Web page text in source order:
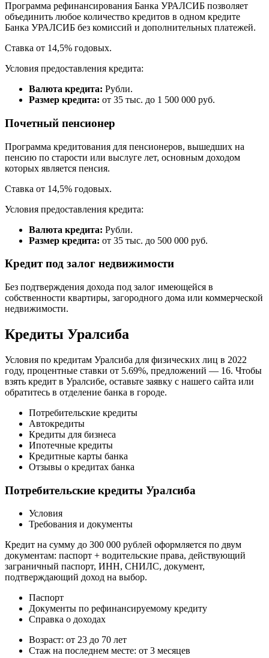
Программа рефинансирования Банка УРАЛСИБ позволяет
объединить любое количество кредитов в одном кредите
Банка УРАЛСИБ без комиссий и дополнительных платежей.
Ставка от 14,5% годовых.
Условия предоставления кредита:
Валюта кредита: Рубли.
Размер кредита: от 35 тыс. до 1 500 000 руб.
Почетный пенсионер
Программа кредитования для пенсионеров, вышедших на
пенсию по старости или выслуге лет, основным доходом
которых является пенсия.
Ставка от 14,5% годовых.
Условия предоставления кредита:
Валюта кредита: Рубли.
Размер кредита: от 35 тыс. до 500 000 руб.
Кредит под залог недвижимости
Без подтверждения дохода под залог имеющейся в
собственности квартиры, загородного дома или коммерческой
недвижимости.
Кредиты Уралсиба
Условия по кредитам Уралсиба для физических лиц в 2022
году, процентные ставки от 5.69%, предложений — 16. Чтобы
взять кредит в Уралсибе, оставьте заявку с нашего сайта или
обратитесь в отделение банка в городе.
Потребительские кредиты
Автокредиты
Кредиты для бизнеса
Ипотечные кредиты
Кредитные карты банка
Отзывы о кредитах банка
Потребительские кредиты Уралсиба
Условия
Требования и документы
Кредит на сумму до 300 000 рублей оформляется по двум
документам: паспорт + водительские права, действующий
заграничный паспорт, ИНН, СНИЛС, документ,
подтверждающий доход на выбор.
Паспорт
Документы по рефинансируемому кредиту
Справка о доходах
Возраст: от 23 до 70 лет
Стаж на последнем месте: от 3 месяцев